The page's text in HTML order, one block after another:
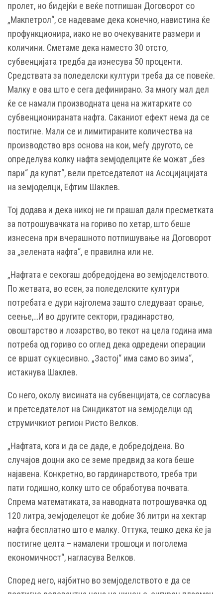
пролет, но бидејќи е веќе потпишан Договорот со
„Макпетрол“, се надеваме дека конечно, навистина ќе
профункционира, иако не во очекуваните размери и
количини. Сметаме дека наместо 30 отсто,
субвенцијата тредба да изнесува 50 проценти.
Средствата за поледелски култури треба да се повеќе.
Малку е ова што е сега дефинирано. За многу мал дел
ќе се намали производната цена на житарките со
субвенционираната нафта. Саканиот ефект нема да се
постигне. Мали се и лимитираните количества на
производство врз основа на кои, меѓу другото, се
определува колку нафта земјоделците ќе можат „без
пари“ да купат“, вели претседателот на Асоцијацијата
на земјоделци, Ефтим Шаклев.
Тој додава и дека никој не ги прашал дали пресметката
за потрошувачката на гориво по хетар, што беше
изнесена при вчерашното потпишување на Договорот
за „зелената нафта“, е правилна или не.
„Нафтата е секогаш добредојдена во земјоделството.
По жетвата, во есен, за поледелските култури
потребата е дури најголема зашто следуваат орање,
сеење,…И во другите сектори, градинарство,
овоштарство и лозарство, во текот на цела година има
потреба од гориво со оглед дека одредени операции
се вршат сукцесивно. „Застој“ има само во зима“,
истакнува Шаклев.
Со него, околу висината на субвенцијата, се согласува
и претседателот на Синдикатот на земјоделци од
струмичкиот регион Ристо Велков.
„Нафтата, кога и да се даде, е добредојдена. Во
случајов доцни ако се земе предвид за кога беше
најавена. Конкретно, во гардинарството, треба три
пати годишно, колку што се обработува почвата.
Спрема математиката, за наводната потрошувачка од
120 литра, земјоделецот ќе добие 36 литри на хектар
нафта бесплатно што е малку. Оттука, тешко дека ќе ја
постигне целта – намалени трошоци и поголема
економичност“, нагласува Велков.
Според него, најбитно во земјоделството е да се